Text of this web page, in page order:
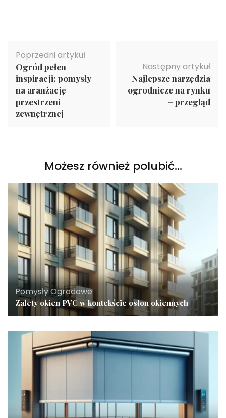
wpisu
Poprzedni artykuł
Ogród pełen
inspiracji: pomysły
na aranżację
przestrzeni
zewnętrznej
Następny artykuł
Najlepsze narzędzia
ogrodnicze na rynku
– przegląd
Możesz również polubić…
Pomysły Ogrodowe
Zalety okien PVC w kontekście osłon okiennych